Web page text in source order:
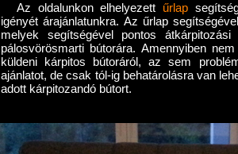
Az oldalunkon elhelyezett űrlap
igényét árajánlatunkra. Az űrlap
melyek segítségével pontos
pálosvörösmarti bútorára. Amennyiben
küldeni kárpitos bútoráról, az sem
ajánlatot, de csak tól-ig behatárolásra van
adott kárpitozandó bútort.